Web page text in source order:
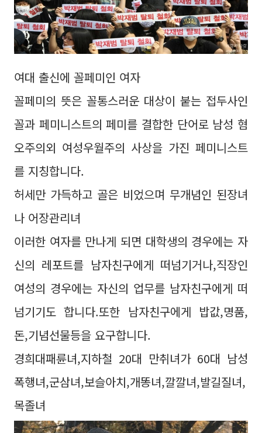
여대 출신에 꼴페미인 여자
꼴페미의 뜻은 꼴통스러운 대상이 붙는 접두사인
꼴과 페미니스트의 페미를 결합한 단어로 남성 혐
오주의외 여성우월주의 사상을 가진 페미니스트
를 지칭합니다.
허세만 가득하고 골은 비었으며 무개념인 된장녀
나 어장관리녀
이러한 여자를 만나게 되면 대학생의 경우에는 자
신의 레포트를 남자친구에게 떠넘기거나,직장인
여성의 경우에는 자신의 업무를 남자친구에게 떠
넘기기도 합니다.또한 남자친구에게 밥값,명품,
돈,기념선물등을 요구합니다.
경희대패륜녀,지하철 20대 만취녀가 60대 남성
폭행녀,군삼녀,보슬아치,개똥녀,깔깔녀,발길질녀,
목졸녀